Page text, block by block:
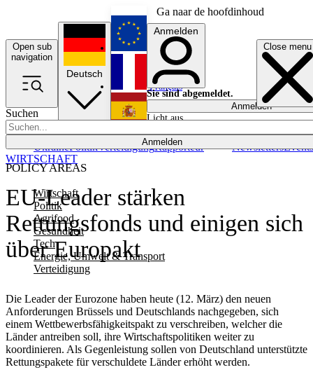
Ga naar de hoofdinhoud
Open sub
navigation
Close menu
Suchen
Anmelden
POLICY AREAS
Wirtschaft
Politik
Agrifood
Gesundheit
Tech
Energie, Umwelt & Transport
Verteidigung
UkrainePolitikVerteidigungRapporteur NewslettersEvents
Deutsch
English
Français
Anmelden
Sie sind abgemeldet.
Anmelden
Licht aus
EU-Leader stärken
Rettungsfonds und einigen sich
über Europakt
Die Leader der Eurozone haben heute (12. März) den neuen
Anforderungen Brüssels und Deutschlands nachgegeben, sich
einem Wettbewerbsfähigkeitspakt zu verschreiben, welcher die
Länder antreiben soll, ihre Wirtschaftspolitiken weiter zu
koordinieren. Als Gegenleistung sollen von Deutschland unterstützte
Rettungspakete für verschuldete Länder erhöht werden.
WIRTSCHAFT